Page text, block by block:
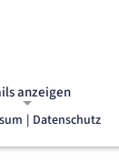
ideale
am
mit uns die
mit.
anzeigen
| Datenschutz